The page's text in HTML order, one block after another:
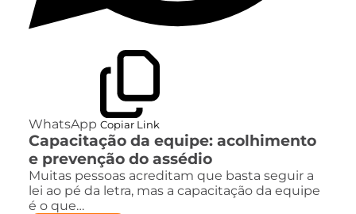
WhatsApp Copiar Link
Capacitação da equipe: acolhimento
e prevenção do assédio
Muitas pessoas acreditam que basta seguir a
lei ao pé da letra, mas a capacitação da equipe
é o que…